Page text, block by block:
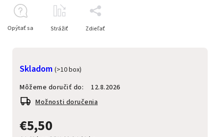
€5,50
Skladom (>10 box)
Môžeme doručiť do:
12.8.2026
Možnosti doručenia
Opýtať sa Strážiť Zdieľať